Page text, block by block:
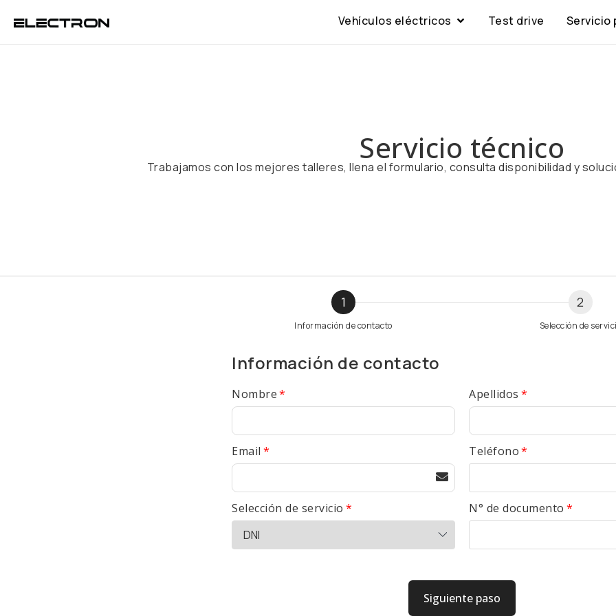
Vehículos eléctricos Test drive Servicio
Servicio técnico
Trabajamos con los mejores talleres, llena el formulario, consulta disponibilidad y
1
Información de contacto
2
Selección de
Información de contacto
Nombre Apellidos
Email Teléfono
Selección de servicio N° de documento
Siguiente paso